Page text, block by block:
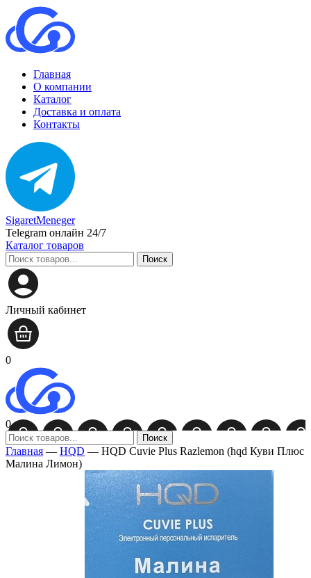
Главная
О компании
Каталог
Доставка и оплата
Контакты
SigaretMeneger
Telegram онлайн 24/7
Каталог товаров
Поиск
Личный кабинет
0
0
Поиск
Главная — HQD — HQD Cuvie Plus Razlemon (hqd Куви Плюс
Малина Лимон)